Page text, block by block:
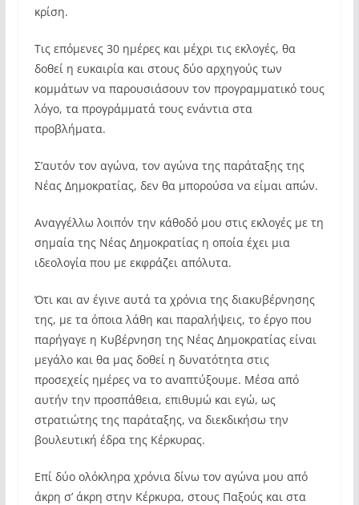
κρίση.
Τις επόμενες 30 ημέρες και μέχρι τις εκλογές, θα
δοθεί η ευκαιρία και στους δύο αρχηγούς των
κομμάτων να παρουσιάσουν τον προγραμματικό τους
λόγο, τα προγράμματά τους ενάντια στα
προβλήματα.
Σ’αυτόν τον αγώνα, τον αγώνα της παράταξης της
Νέας Δημοκρατίας, δεν θα μπορούσα να είμαι απών.
Αναγγέλλω λοιπόν την κάθοδό μου στις εκλογές με τη
σημαία της Νέας Δημοκρατίας η οποία έχει μια
ιδεολογία που με εκφράζει απόλυτα.
Ότι και αν έγινε αυτά τα χρόνια της διακυβέρνησης
της, με τα όποια λάθη και παραλήψεις, το έργο που
παρήγαγε η Κυβέρνηση της Νέας Δημοκρατίας είναι
μεγάλο και θα μας δοθεί η δυνατότητα στις
προσεχείς ημέρες να το αναπτύξουμε. Μέσα από
αυτήν την προσπάθεια, επιθυμώ και εγώ, ως
στρατιώτης της παράταξης, να διεκδικήσω την
βουλευτική έδρα της Κέρκυρας.
Επί δύο ολόκληρα χρόνια δίνω τον αγώνα μου από
άκρη σ’ άκρη στην Κέρκυρα, στους Παξούς και στα